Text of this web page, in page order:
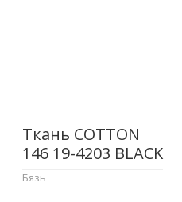
Ткань COTTON
146 19-4203 BLACK
Бязь